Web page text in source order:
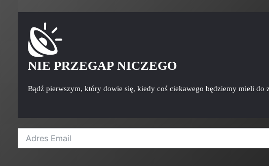
NIE PRZEGAP NICZEGO
Bądź pierwszym, który dowie się, kiedy coś ciekawego będziemy mieli do